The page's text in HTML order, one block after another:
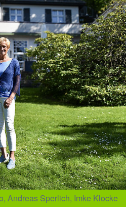
Andreas Sperlich, Imke Klocke